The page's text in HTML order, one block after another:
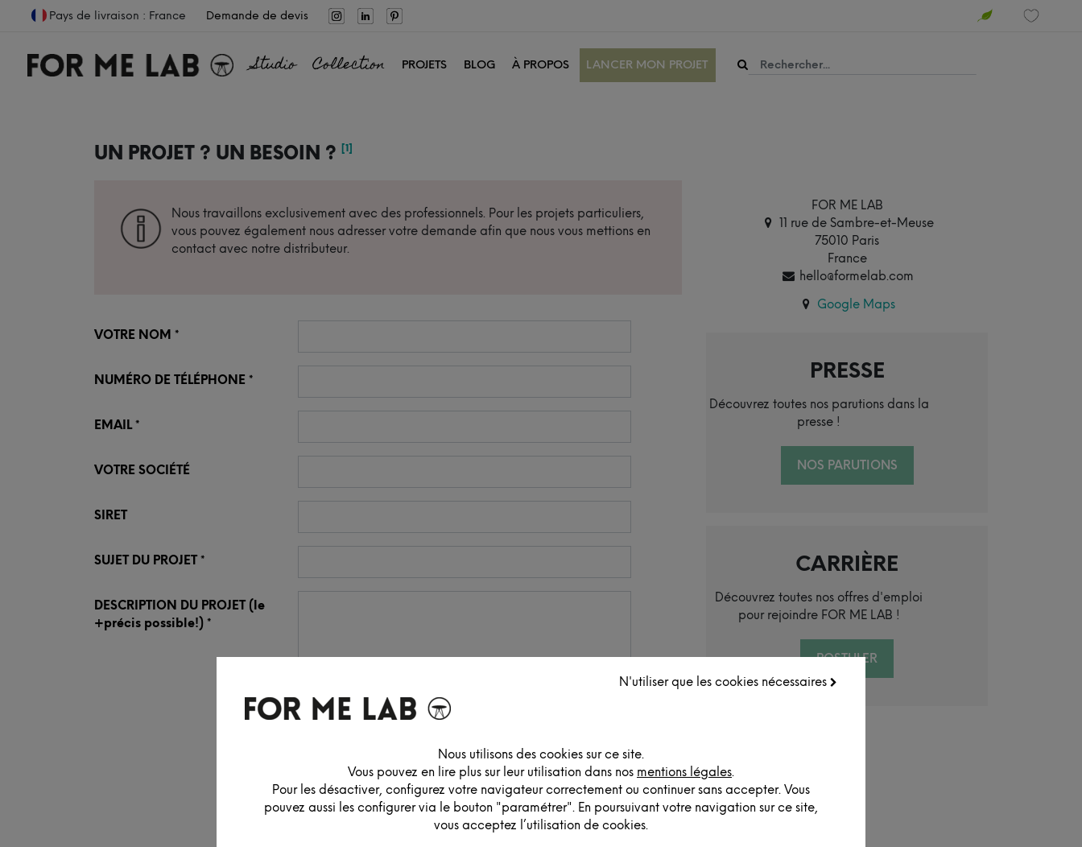
N'utiliser que les cookies nécessaires
Nous utilisons des cookies sur ce site.
Vous pouvez en lire plus sur leur utilisation dans nos mentions légales.
Pour les désactiver, configurez votre navigateur correctement ou continuer sans accepter. Vous
pouvez aussi les configurer via le bouton "paramétrer". En poursuivant votre navigation sur ce site,
vous acceptez l’utilisation de cookies.
Pays de livraison : France Demande de devis
Studio Collection PROJETS BLOG À PROPOS LANCER MON PROJET
UN PROJET ? UN BESOIN ? [1]
Nous travaillons exclusivement avec des professionnels. Pour les projets particuliers,
vous pouvez également nous adresser votre demande afin que nous vous mettions en
contact avec notre distributeur.
VOTRE NOM
NUMÉRO DE TÉLÉPHONE
EMAIL
VOTRE SOCIÉTÉ
SIRET
SUJET DU PROJET
DESCRIPTION DU PROJET (le
+précis possible!)
FOR ME LAB
11 rue de Sambre-et-Meuse
75010 Paris
France
hello@formelab.com
Google Maps
PRESSE
Découvrez toutes nos parutions dans la
presse !
NOS PARUTIONS
CARRIÈRE
Découvrez toutes nos offres d'emploi
pour rejoindre FOR ME LAB !
POSTULER